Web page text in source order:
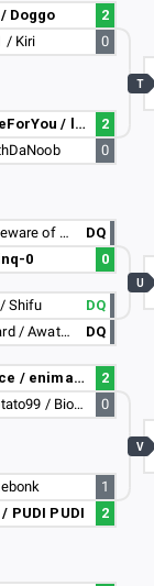
Doggo
2
/ Kiri
0
TooNoobieForYou / liven96
2
0
Dough? / Beware of Chair
DQ
0
0
Shifu
DQ
UsedMustard / Awata_Kaoruko
DQ
Cheeseface / enimateK
2
Pinapplepotato99 / BioHazard23-_-
0
1
PUDI PUDI
2
T
U
V